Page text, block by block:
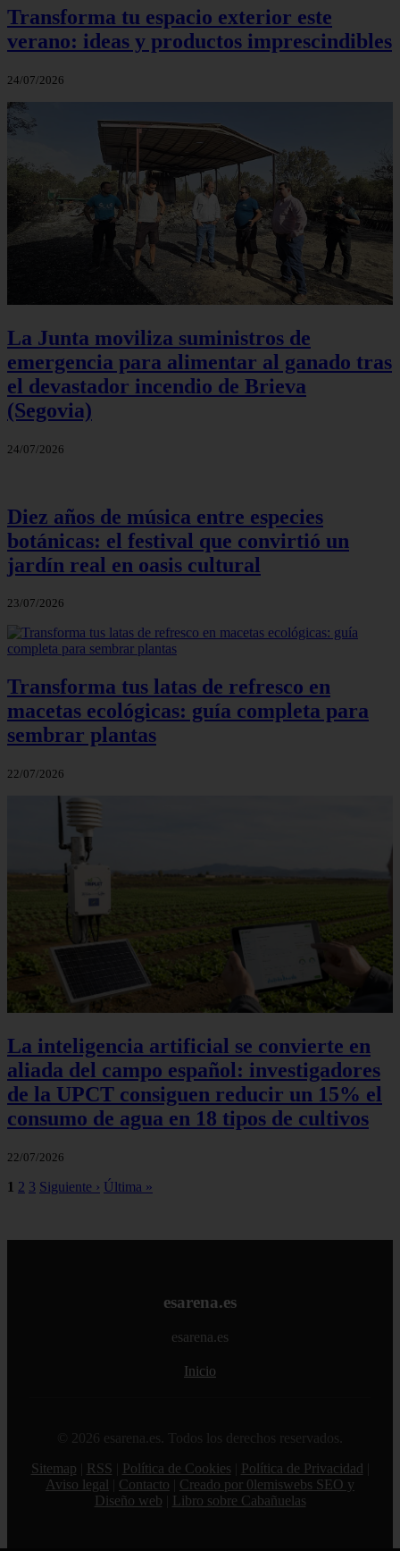
Transforma tu espacio exterior este
verano: ideas y productos imprescindibles
24/07/2026
La Junta moviliza suministros de
emergencia para alimentar al ganado tras
el devastador incendio de Brieva
(Segovia)
24/07/2026
Diez años de música entre especies
botánicas: el festival que convirtió un
jardín real en oasis cultural
23/07/2026
Transforma tus latas de refresco en
macetas ecológicas: guía completa para
sembrar plantas
22/07/2026
La inteligencia artificial se convierte en
aliada del campo español: investigadores
de la UPCT consiguen reducir un 15% el
consumo de agua en 18 tipos de cultivos
22/07/2026
1 2 3 Siguiente › Última »
esarena.es
esarena.es
Inicio
© 2026 esarena.es. Todos los derechos reservados.
Sitemap
RSS Política de Cookies Política de Privacidad
Aviso legal
Contacto
Creado por 0lemiswebs SEO y
Diseño web
Libro sobre Cabañuelas